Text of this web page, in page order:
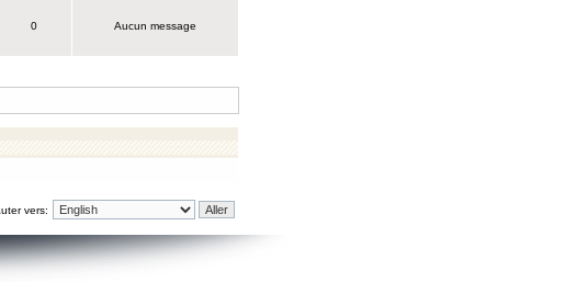
0 Aucun message
vers: